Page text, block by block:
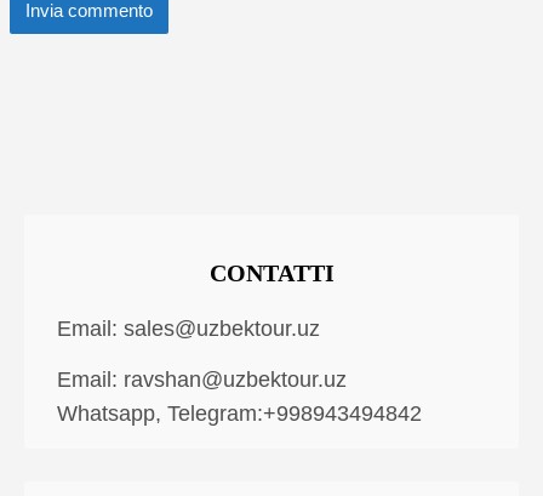
CONTATTI
Email: sales@uzbektour.uz
Email: ravshan@uzbektour.uz
Whatsapp, Telegram:+998943494842